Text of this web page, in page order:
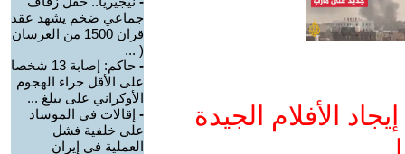
الأفلام الجيدة
جماعي ضخم يشهد عقد
قران 1500 من العرسان
( ...
-
حاكم: إصابة 13 شخصا
على الأقل جراء الهجوم
الأوكراني على بيلغ ...
- إقالات في الموساد
على خلفية فشل
العملية في إيران